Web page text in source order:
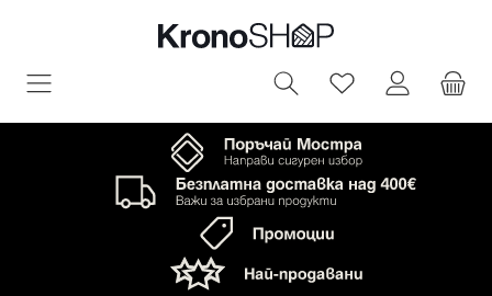
съдържание
Имате 0